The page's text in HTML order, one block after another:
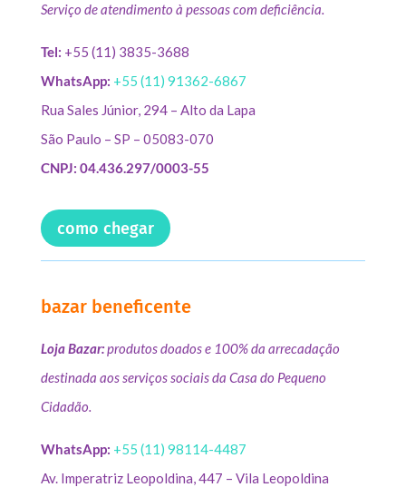
Serviço de atendimento à pessoas com deficiência.
Tel: +55 (11) 3835-3688
WhatsApp: +55 (11) 91362-6867
Rua Sales Júnior, 294 – Alto da Lapa
São Paulo – SP – 05083-070
CNPJ: 04.436.297/0003-55
como chegar
bazar beneficente
Loja Bazar:produtos doados e 100% da arrecadação
destinada aos serviços sociais da Casa do Pequeno
Cidadão.
WhatsApp: +55 (11) 98114-4487
Av. Imperatriz Leopoldina, 447 – Vila Leopoldina